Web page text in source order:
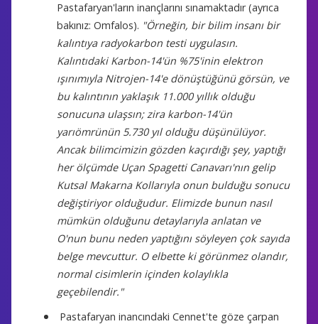
Pastafaryan'ların inançlarını sınamaktadır (ayrıca
bakınız: Omfalos). "Örneğin, bir bilim insanı bir
kalıntıya radyokarbon testi uygulasın.
Kalıntıdaki Karbon-14'ün %75'inin elektron
ışınımıyla Nitrojen-14'e dönüştüğünü görsün, ve
bu kalıntının yaklaşık 11.000 yıllık olduğu
sonucuna ulaşsın; zira karbon-14'ün
yarıömrünün 5.730 yıl olduğu düşünülüyor.
Ancak bilimcimizin gözden kaçırdığı şey, yaptığı
her ölçümde Uçan Spagetti Canavarı'nın gelip
Kutsal Makarna Kollarıyla onun bulduğu sonucu
değiştiriyor olduğudur. Elimizde bunun nasıl
mümkün olduğunu detaylarıyla anlatan ve
O'nun bunu neden yaptığını söyleyen çok sayıda
belge mevcuttur. O elbette ki görünmez olandır,
normal cisimlerin içinden kolaylıkla
geçebilendir."
Pastafaryan inancındaki Cennet'te göze çarpan